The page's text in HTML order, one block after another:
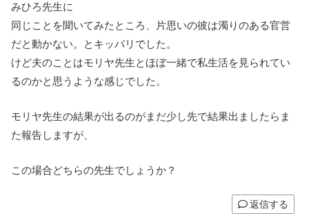
みひろ先生に
同じことを聞いてみたところ、片思いの彼は濁りのある官営
だと動かない。とキッパリでした。
けど夫のことはモリヤ先生とほぼ一緒で私生活を見られてい
るのかと思うような感じでした。
モリヤ先生の結果が出るのがまだ少し先で結果出ましたらま
た報告しますが、
この場合どちらの先生でしょうか？
返信する